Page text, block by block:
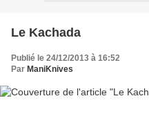
Le Kachada
Publié le 24/12/2013 à 16:52
Par ManiKnives